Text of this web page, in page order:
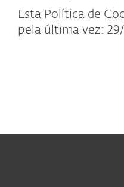
Esta Política de
pela última vez: 29/